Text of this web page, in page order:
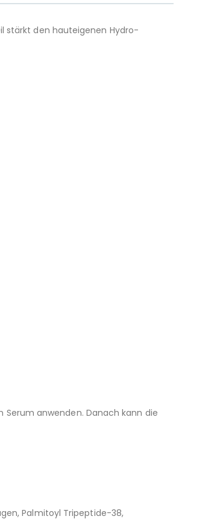
stärkt den hauteigenen Hydro-
Serum anwenden. Danach kann die
Palmitoyl Tripeptide-38,